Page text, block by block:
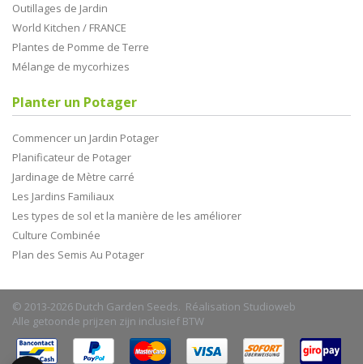
Outillages de Jardin
World Kitchen / FRANCE
Plantes de Pomme de Terre
Mélange de mycorhizes
Planter un Potager
Commencer un Jardin Potager
Planificateur de Potager
Jardinage de Mètre carré
Les Jardins Familiaux
Les types de sol et la manière de les améliorer
Culture Combinée
Plan des Semis Au Potager
© 2013-2026 Dutch Garden Seeds. Réalisation Studioweb
Alle getoonde prijzen zijn inclusief BTW